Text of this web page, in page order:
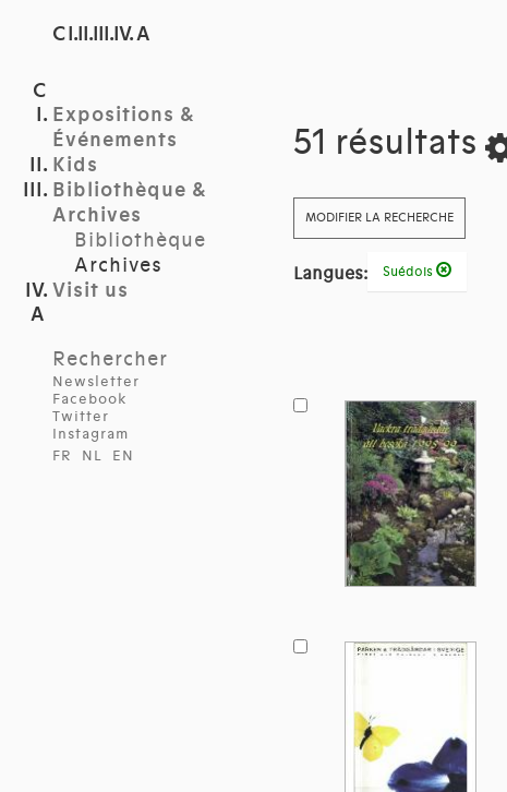
C I.II.III.IV. A
Expositions &
Événements
Kids
Bibliothèque &
Archives
Bibliothèque
Archives
Visit us
Rechercher
Newsletter
Facebook
Twitter
Instagram
FR
NL EN
51 résultats
MODIFIER LA RECHERCHE
Langues: Suédois